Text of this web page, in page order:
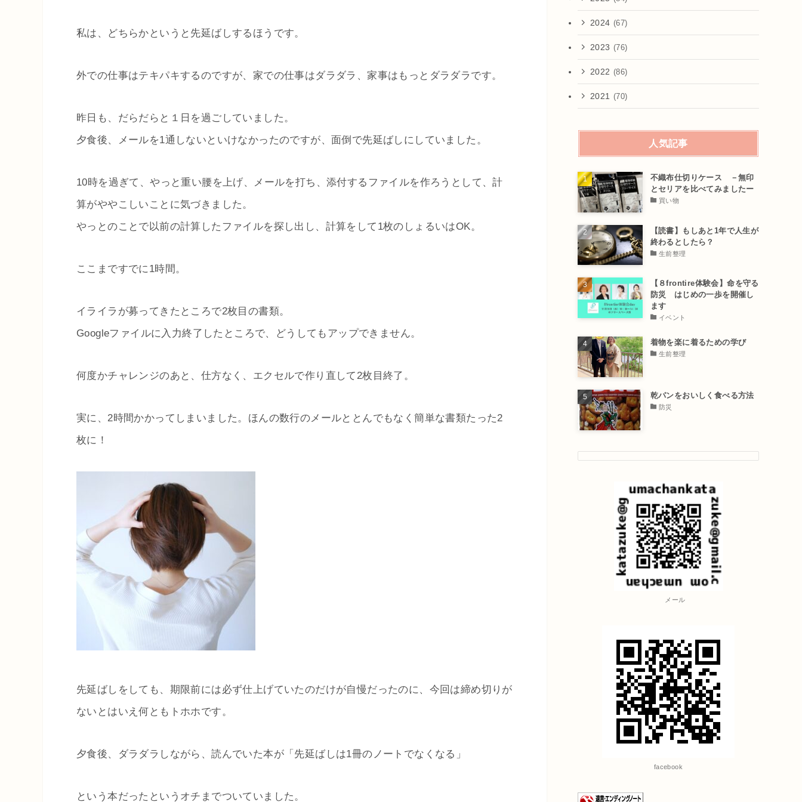
私は、どちらかというと先延ばしするほうです。
外での仕事はテキパキするのですが、家での仕事はダラダラ、家事はもっとダラダラです。
昨日も、だらだらと１日を過ごしていました。
夕食後、メールを1通しないといけなかったのですが、面倒で先延ばしにしていました。
10時を過ぎて、やっと重い腰を上げ、メールを打ち、添付するファイルを作ろうとして、計
算がややこしいことに気づきました。
やっとのことで以前の計算したファイルを探し出し、計算をして1枚のしょるいはOK。
ここまですでに1時間。
イライラが募ってきたところで2枚目の書類。
Googleファイルに入力終了したところで、どうしてもアップできません。
何度かチャレンジのあと、仕方なく、エクセルで作り直して2枚目終了。
実に、2時間かかってしまいました。ほんの数行のメールととんでもなく簡単な書類たった2
枚に！
先延ばしをしても、期限前には必ず仕上げていたのだけが自慢だったのに、今回は締め切りが
ないとはいえ何ともトホホです。
夕食後、ダラダラしながら、読んでいた本が「先延ばしは1冊のノートでなくなる」
という本だったというオチまでついていました。
2024 (67)
2023 (76)
2022 (86)
2021 (70)
人気記事
不織布仕切りケース －無印
とセリアを比べてみましたー
買い物
【読書】もしあと1年で人生が
終わるとしたら？
生前整理
【８frontire体験会】命を守る
防災 はじめの一歩を開催し
ます
イベント
着物を楽に着るための学び
生前整理
乾パンをおいしく食べる方法
防災
メール
facebook